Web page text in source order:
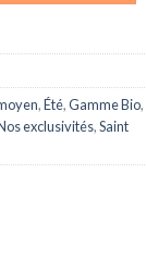
,Été,Gamme Bio,
exclusivités,Saint